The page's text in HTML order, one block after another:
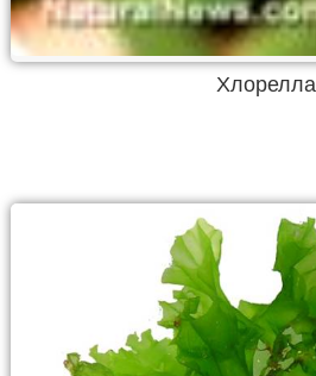
Хлорелла